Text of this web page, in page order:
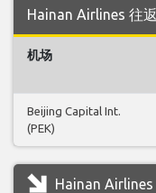
Hainan Airlines 往
机场
Beijing Capital Int.
(PEK)
Hainan